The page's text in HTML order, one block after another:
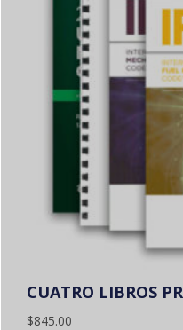
CUATRO LIBROS
$845.00